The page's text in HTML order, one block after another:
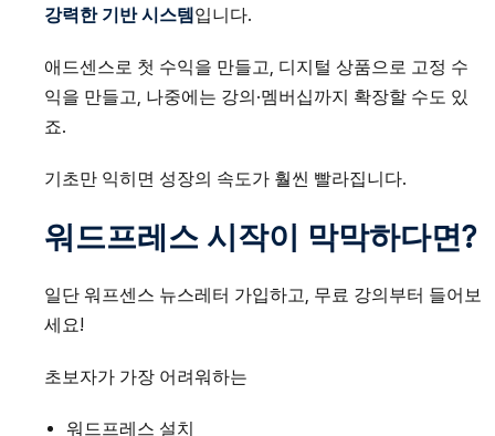
강력한 기반 시스템 입니다.
애드센스로 첫 수익을 만들고, 디지털 상품으로 고정 수
익을 만들고, 나중에는 강의·멤버십까지 확장할 수도 있
죠.
기초만 익히면 성장의 속도가 훨씬 빨라집니다.
워드프레스 시작이 막막하다면?
일단 워프센스 뉴스레터 가입하고, 무료 강의부터 들어보
세요!
초보자가 가장 어려워하는
워드프레스 설치